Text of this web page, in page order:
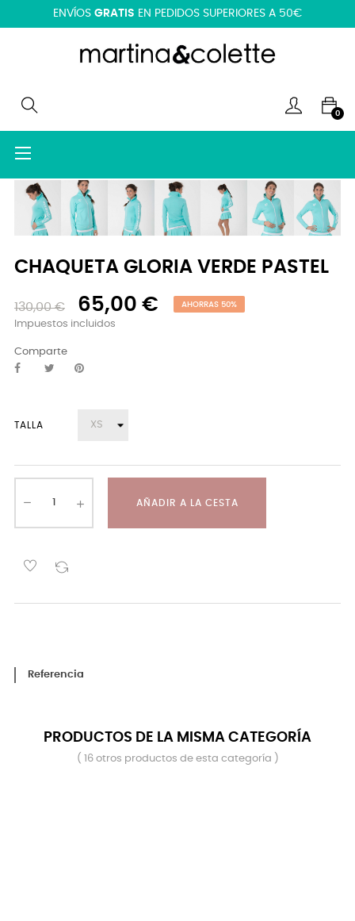
ENVÍOS GRATIS EN PEDIDOS SUPERIORES A 50€
0
Navegación
palanca
☰
CHAQUETA GLORIA VERDE PASTEL
130,00 € 65,00 € AHORRAS 50%
Impuestos incluidos
Comparte
TALLA
AÑADIR A LA CESTA
Referencia
PRODUCTOS DE LA MISMA CATEGORÍA
( 16 otros productos de esta categoría )